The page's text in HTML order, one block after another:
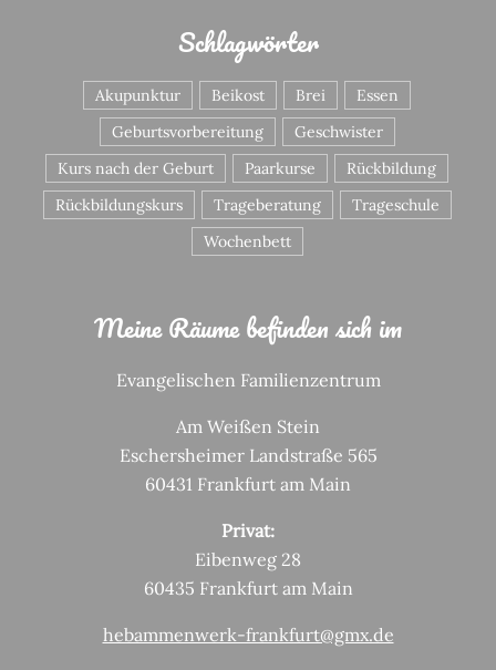
Schlagwörter
Akupunktur Beikost Brei
Essen
Geburtsvorbereitung
Geschwister
Kurs nach der Geburt
Paarkurse
Rückbildung
Rückbildungskurs
Trageberatung
Trageschule
Wochenbett
Meine Räume befinden sich im
Evangelischen Familienzentrum
Am Weißen Stein
Eschersheimer Landstraße 565
60431 Frankfurt am Main
Privat:
Eibenweg 28
60435 Frankfurt am Main
hebammenwerk-frankfurt@gmx.de